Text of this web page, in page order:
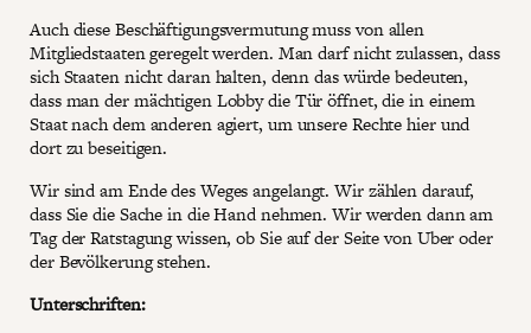
Auch diese Beschäftigungsvermutung muss von allen
Mitgliedstaaten geregelt werden. Man darf nicht zulassen, dass
sich Staaten nicht daran halten, denn das würde bedeuten,
dass man der mächtigen Lobby die Tür öffnet, die in einem
Staat nach dem anderen agiert, um unsere Rechte hier und
dort zu beseitigen.
Wir sind am Ende des Weges angelangt. Wir zählen darauf,
dass Sie die Sache in die Hand nehmen. Wir werden dann am
Tag der Ratstagung wissen, ob Sie auf der Seite von Uber oder
der Bevölkerung stehen.
Unterschriften: